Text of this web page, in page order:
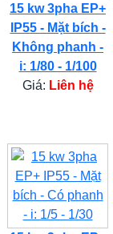
15 kw 3pha EP+
IP55 - Mặt bích -
Không phanh -
i: 1/80 - 1/100
Giá: Liên hệ